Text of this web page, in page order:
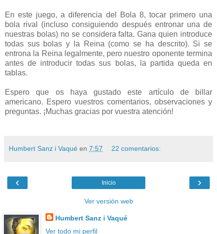
En este juego, a diferencia del Bola 8, tocar primero una
bola rival (incluso consiguiendo después entronar una de
nuestras bolas) no se considera falta. Gana quien introduce
todas sus bolas y la Reina (como se ha descrito). Si se
entrona la Reina legalmente, pero nuestro oponente termina
antes de introducir todas sus bolas, la partida queda en
tablas.
Espero que os haya gustado este artículo de billar
americano. Espero vuestros comentarios, observaciones y
preguntas. ¡Muchas gracias por vuestra atención!
Humbert Sanz i Vaqué en 7:57 22 comentarios:
‹ ›
Inicio
Ver versión web
Humbert Sanz i Vaqué
Ver todo mi perfil